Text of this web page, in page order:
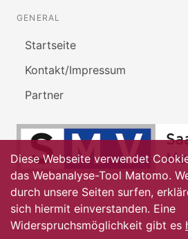
GENERAL
Startseite
Kontakt/Impressum
Partner
Diese Webseite verwendet
das Webanalyse-Tool Matomo.
durch unsere Seiten surfen,
sich hiermit einverstanden. Eine
Widerspruchsmöglichkeit gibt es